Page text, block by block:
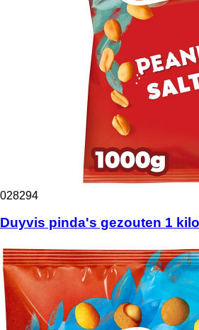
028294
Duyvis pinda's gezouten 1 kilo